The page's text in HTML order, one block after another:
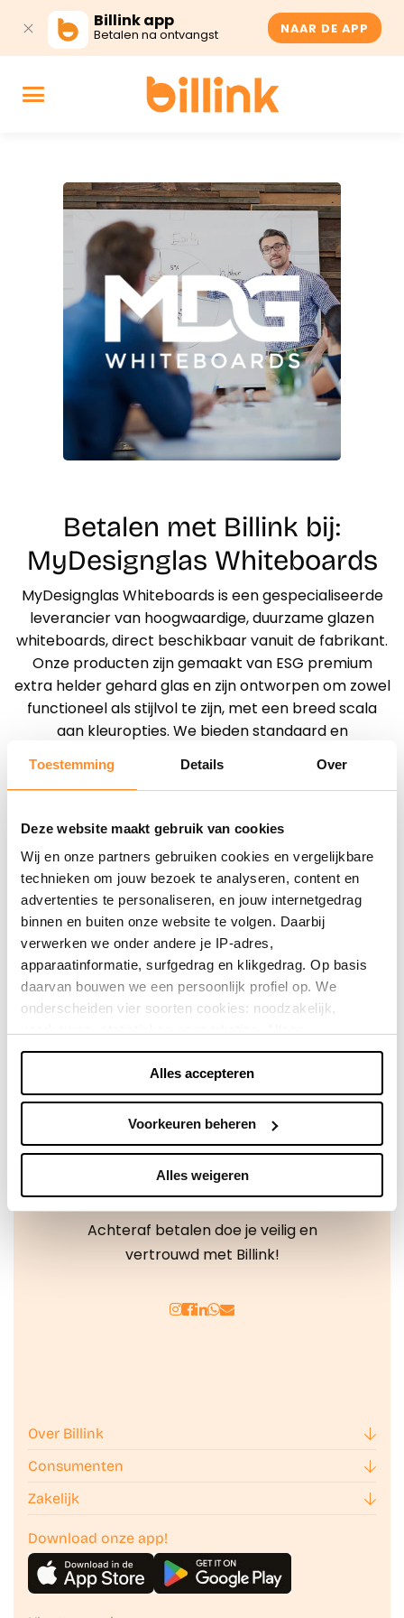
Toestemming Details Over
Deze website maakt gebruik van cookies
Wij en onze partners gebruiken cookies en vergelijkbare
technieken om jouw bezoek te analyseren, content en
advertenties te personaliseren, en jouw internetgedrag
binnen en buiten onze website te volgen. Daarbij
verwerken we onder andere je IP-adres,
apparaatinformatie, surfgedrag en klikgedrag. Op basis
daarvan bouwen we een persoonlijk profiel op. We
onderscheiden vier soorten cookies: noodzakelijk,
noodzakelijke cookies plaatsen we zonder toestemming.
Je kunt alle cookies accepteren, weigeren, of zelf kiezen
via "Voorkeuren beheren". Je keuze kun je op elk
moment wijzigen of intrekken via de zwevende knop
encookiebeleid.
We werken samen met42 derdendie uw gegevens
kunnen ontvangen en verwerken.
Alles accepteren
Voorkeuren beheren
Alles weigeren
Billink app
Betalen na ontvangst NAAR DE APP
Betalen met Billink bij:
MyDesignglas Whiteboards
MyDesignglas Whiteboards is een gespecialiseerde
leverancier van hoogwaardige, duurzame glazen
whiteboards, direct beschikbaar vanuit de fabrikant.
Onze producten zijn gemaakt van ESG premium
extra helder gehard glas en zijn ontworpen om zowel
functioneel als stijlvol te zijn, met een breed scala
aan kleuropties. We bieden standaard en
hun eigen ontwerpen kunnen creëren voor unieke,
whiteboards zijn ideaal voor zakelijke, educatieve of
esthetiek centraal staan. Voor meer informatie,
bezoek MyDesignglas Whiteboards.
Direct shoppen
Naar winkels
Achteraf betalen doe je veilig en
vertrouwd met Billink!
Over Billink
Consumenten
Zakelijk
Download onze app!